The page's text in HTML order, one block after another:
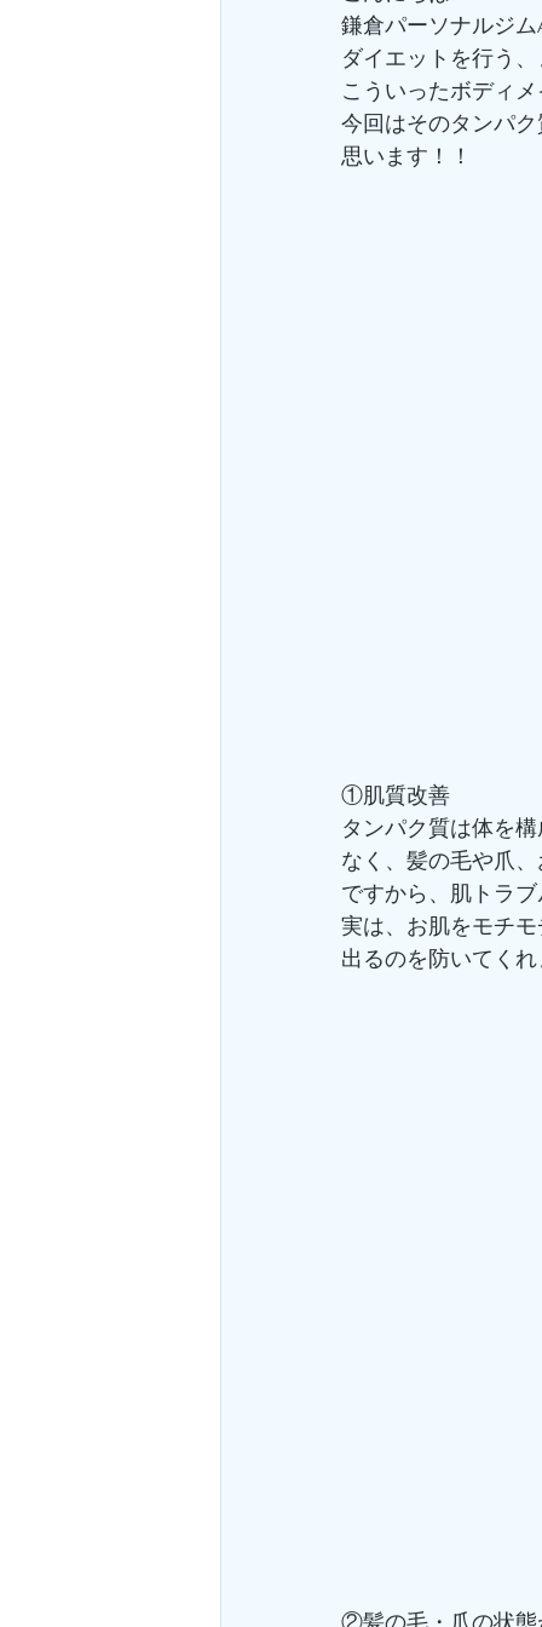
鎌倉パーソナルジ
ダイエットを行う
こういったボディ
今回はそのタンパ
思います！！
①肌質改善
タンパク質は体を
なく、髪の毛や爪
ですから、肌トラ
実は、お肌をモチ
出るのを防いてくれ